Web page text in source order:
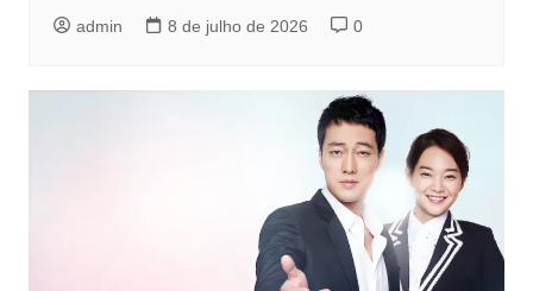
admin 8 de julho de 2026 0